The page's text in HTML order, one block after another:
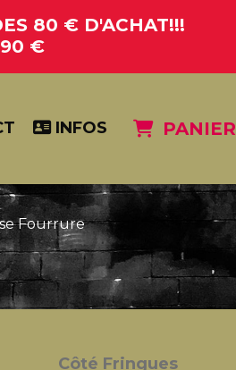
80 € D'ACHAT!!!
90 €
INFOS PANIER
Fourrure
Côté Fringues